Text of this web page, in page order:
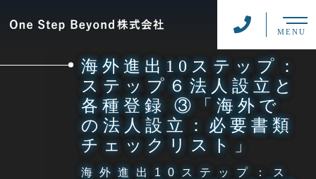
MENU
海外進出10ステップ：
ステップ６法人設立と
各種登録 ③「海外で
の法人設立：必要書類
チェックリスト」
海外進出10ステップ：ス